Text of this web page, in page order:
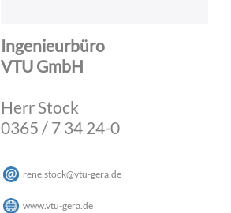
Ingenieurbüro
VTU GmbH
Herr Stock
0365 / 7 34 24-0
rene.stock@vtu-gera de
www.vtu-gera.de